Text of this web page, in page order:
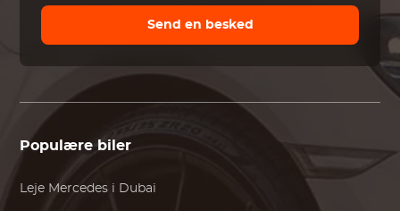
Send en besked
Populære biler
Leje Mercedes i Dubai